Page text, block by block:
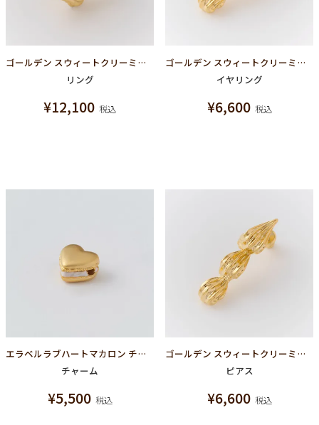
ゴールデン スウィートクリーミークリーム リング
リング
¥12,100 税込
ゴールデン スウィートクリーミークリーム イヤリング
イヤリング
¥6,600 税込
エラベルラブハートマカロン チャーム(ゴールド)
チャーム
¥5,500 税込
ゴールデン スウィートクリーミークリーム ピアス
ピアス
¥6,600 税込